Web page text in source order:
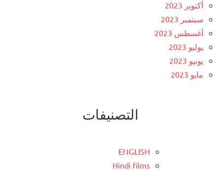
أكتوبر 2023
سبتمبر 2023
أغسطس 2023
يوليو 2023
يونيو 2023
مايو 2023
التصنيفات
ENGLISH
Hindi films